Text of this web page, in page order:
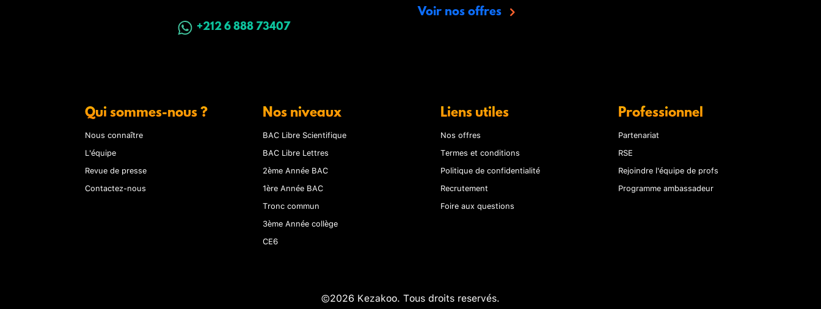
+212 6 888 73407
Voir nos offres
Qui sommes-nous ?
Nous connaître
L'équipe
Revue de presse
Contactez-nous
Nos niveaux
BAC Libre Scientifique
BAC Libre Lettres
2ème Année BAC
1ère Année BAC
Tronc commun
3ème Année collège
CE6
Liens utiles
Nos offres
Termes et conditions
Politique de confidentialité
Recrutement
Foire aux questions
Professionnel
Partenariat
RSE
Rejoindre l'équipe de profs
Programme ambassadeur
©2026 Kezakoo. Tous droits reservés.